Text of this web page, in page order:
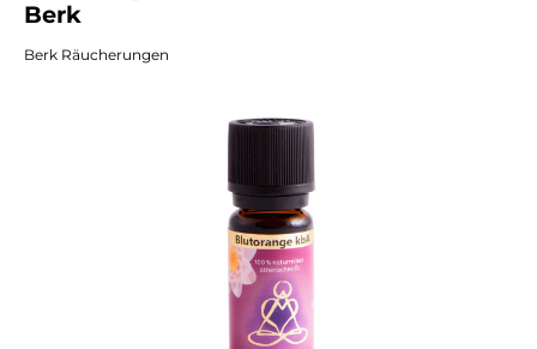
Berk
Berk Räucherungen